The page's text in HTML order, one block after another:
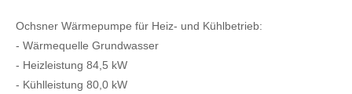
Ochsner Wärmepumpe für Heiz- und Kühlbetrieb:
- Wärmequelle Grundwasser
- Heizleistung 84,5 kW
- Kühlleistung 80,0 kW